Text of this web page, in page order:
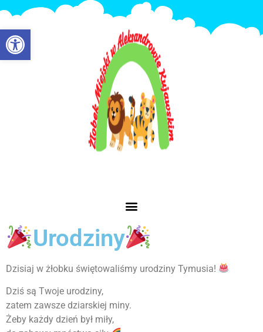
Otwórz pasek narzędzi
Urodziny
Dzisiaj w żłobku świętowaliśmy urodziny Tymusia!
Dziś są Twoje urodziny,
zatem zawsze dziarskiej miny.
Żeby każdy dzień był miły,